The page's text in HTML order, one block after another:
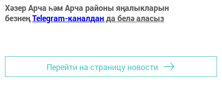
Хәзер Арча һәм Арча районы яңалыкларын
безнеңTelegram-каналданда белә аласыз
Перейти на страницу новости